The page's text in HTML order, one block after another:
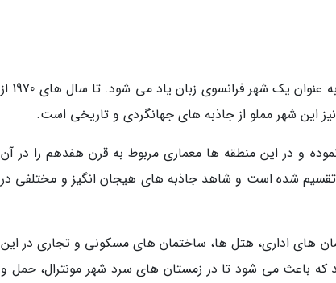
مونترال دومین شهر پر جمعیت در کشور کانادا است و از آن به عنوان یک شهر فرانسوی زبان یاد می شود. تا سال های 1970 از
نیز این شهر مملو از جاذبه های جهانگردی و تاریخی است.
و در این منطقه ها معماری مربوط به قرن هفدهم را در آن
شده است و شاهد جاذبه های هیجان انگیز و مختلفی در
های اداری، هتل ها، ساختمان های مسکونی و تجاری در این
که باعث می شود تا در زمستان های سرد شهر مونترال، حمل و